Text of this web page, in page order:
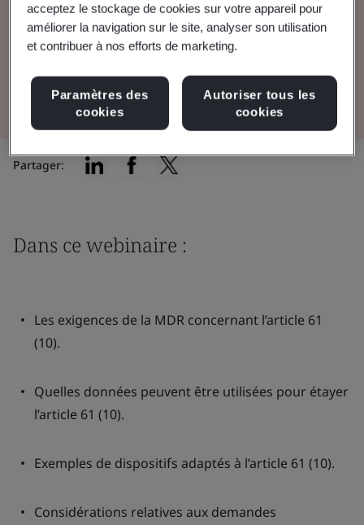
Regarder le webinaire
Voir la présentation
Partager:
Dans ce webinaire :
Les exigences de la MDR concernant l’article 61
(10).
Quelles données peuvent être utilisées pour étayer
l’article 61 (10).
Exemples de dispositifs adaptés à l’article 61 (10).
Considérations relatives aux demandes
acceptez le stockage de cookies sur votre appareil pour
améliorer la navigation sur le site, analyser son utilisation
et contribuer à nos efforts de marketing.
Paramètres des
cookies
Autoriser tous les
cookies